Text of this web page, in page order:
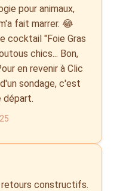
pour animaux,
fait marrer. 😂
cocktail "Foie Gras
chics... Bon,
en revenir à Clic
sondage, c'est
départ.
retours constructifs.